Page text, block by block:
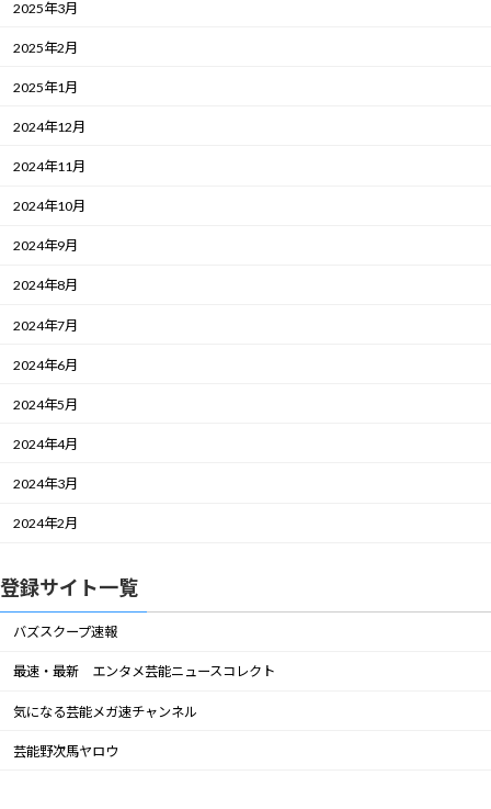
2025年3月
2025年2月
2025年1月
2024年12月
2024年11月
2024年10月
2024年9月
2024年8月
2024年7月
2024年6月
2024年5月
2024年4月
2024年3月
2024年2月
登録サイト一覧
バズスクープ速報
最速・最新 エンタメ芸能ニュースコレクト
気になる芸能メガ速チャンネル
芸能野次馬ヤロウ